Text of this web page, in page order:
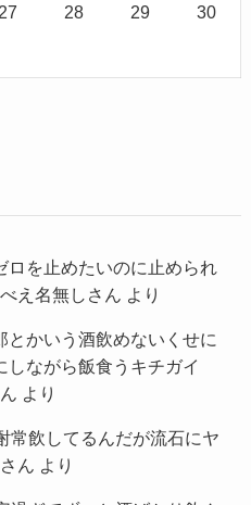
27 28 29 30
ロを止めたいのに止められ
え名無しさん より
とかいう酒飲めないくせに
しながら飯食うキチガイ
より
常飲してるんだが流石にヤ
ん より